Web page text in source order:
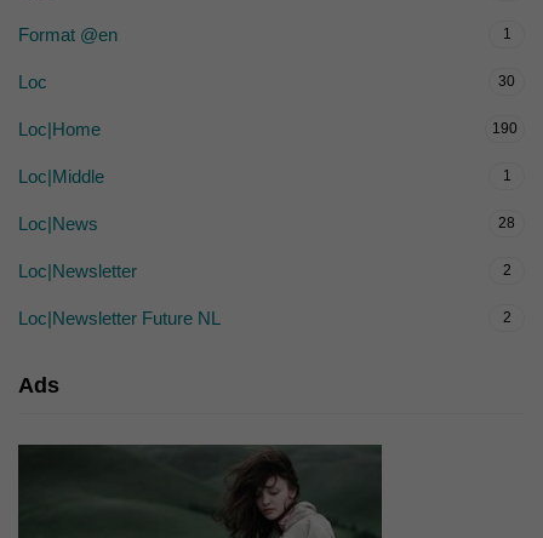
Format @en 1
Loc 30
Loc|Home 190
Loc|Middle 1
Loc|News 28
Loc|Newsletter 2
Loc|Newsletter Future NL 2
Ads